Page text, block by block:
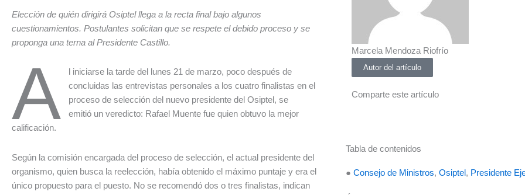
Elección de quién dirigirá Osiptel llega a la recta final bajo algunos
cuestionamientos. Postulantes solicitan que se respete el debido proceso y se
proponga una terna al Presidente Castillo.
A
l iniciarse la tarde del lunes 21 de marzo, poco después de
concluidas las entrevistas personales a los cuatro finalistas en el
proceso de selección del nuevo presidente del Osiptel, se
emitió un veredicto: Rafael Muente fue quien obtuvo la mejor
calificación.
Según la comisión encargada del proceso de selección, el actual presidente del
organismo, quien busca la reelección, había obtenido el máximo puntaje y era el
único propuesto para el puesto. No se recomendó dos o tres finalistas, indican
Marcela Mendoza Riofrío
Autor del artículo
Comparte este artículo
Tabla de contenidos
● Consejo de Ministros, Osiptel, Presidente